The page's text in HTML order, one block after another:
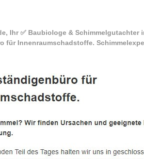
Ihr ✅ Baubiologe &
für Innenraumschadstoffe.